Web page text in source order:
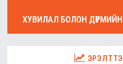
ХУВИЛАЛ БОЛОН